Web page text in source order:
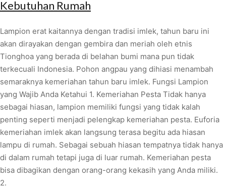
Kebutuhan Rumah
Lampion erat kaitannya dengan tradisi imlek, tahun baru ini
akan dirayakan dengan gembira dan meriah oleh etnis
Tionghoa yang berada di belahan bumi mana pun tidak
terkecuali Indonesia. Pohon angpau yang dihiasi menambah
semaraknya kemeriahan tahun baru imlek. Fungsi Lampion
yang Wajib Anda Ketahui 1. Kemeriahan Pesta Tidak hanya
sebagai hiasan, lampion memiliki fungsi yang tidak kalah
penting seperti menjadi pelengkap kemeriahan pesta. Euforia
kemeriahan imlek akan langsung terasa begitu ada hiasan
lampu di rumah. Sebagai sebuah hiasan tempatnya tidak hanya
di dalam rumah tetapi juga di luar rumah. Kemeriahan pesta
bisa dibagikan dengan orang-orang kekasih yang Anda miliki.
2.